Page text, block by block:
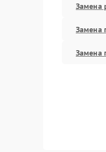
Замена
Замена
Замена